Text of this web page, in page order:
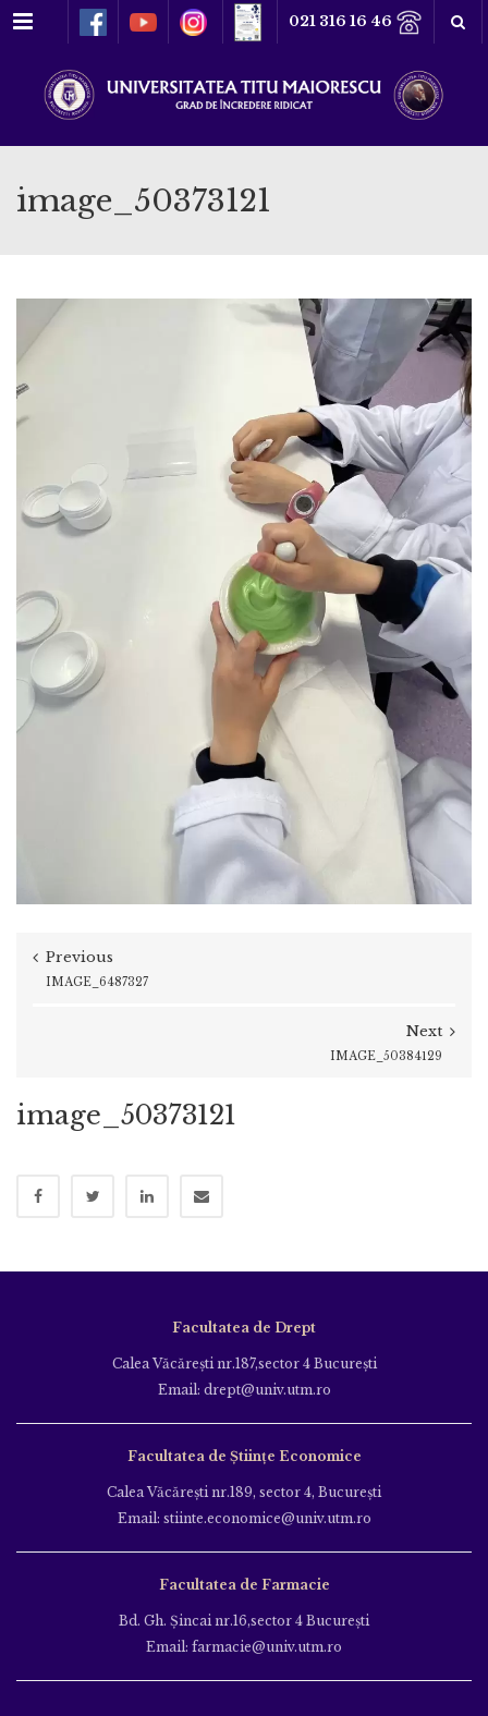
Meniu 021 316 16 46
image_50373121
Previous
IMAGE_6487327
Next
IMAGE_50384129
image_50373121
Facultatea de Drept
Calea Văcăreşti nr.187,sector 4 Bucureşti
Email: drept@univ.utm.ro
Facultatea de Științe Economice
Calea Văcăreşti nr.189, sector 4, Bucureşti
Email: stiinte.economice@univ.utm.ro
Facultatea de Farmacie
Bd. Gh. Şincai nr.16,sector 4 Bucureşti
Email: farmacie@univ.utm.ro